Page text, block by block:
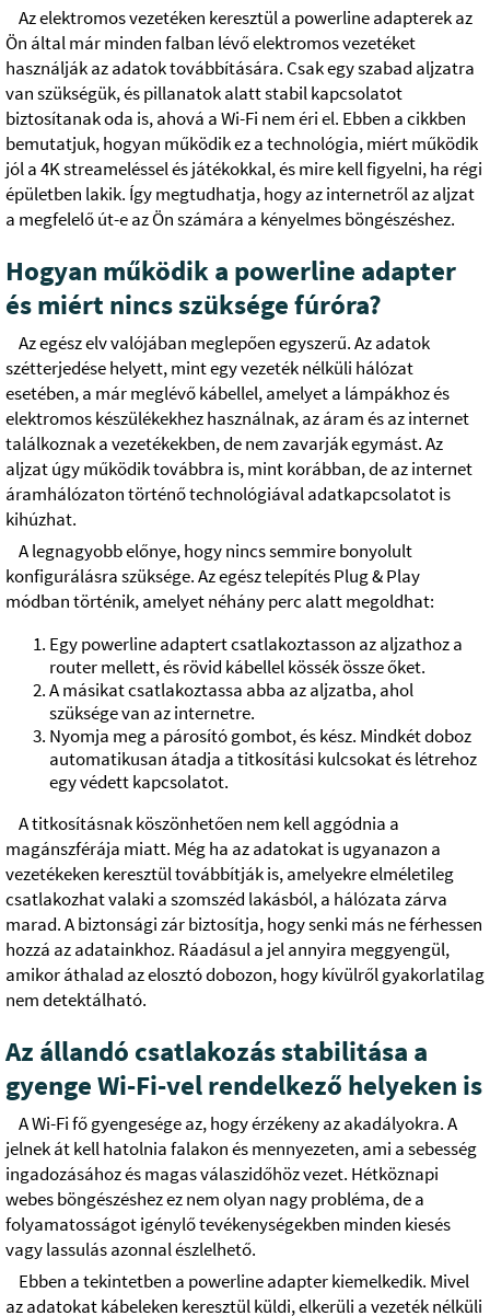
Az elektromos vezetéken keresztül a powerline adapterek az
Ön által már minden falban lévő elektromos vezetéket
használják az adatok továbbítására. Csak egy szabad aljzatra
van szükségük, és pillanatok alatt stabil kapcsolatot
biztosítanak oda is, ahová a Wi-Fi nem éri el. Ebben a cikkben
bemutatjuk, hogyan működik ez a technológia, miért működik
jól a 4K streameléssel és játékokkal, és mire kell figyelni, ha régi
épületben lakik. Így megtudhatja, hogy az internetről az aljzat
a megfelelő út-e az Ön számára a kényelmes böngészéshez.
Hogyan működik a powerline adapter
és miért nincs szüksége fúróra?
Az egész elv valójában meglepően egyszerű. Az adatok
szétterjedése helyett, mint egy vezeték nélküli hálózat
esetében, a már meglévő kábellel, amelyet a lámpákhoz és
elektromos készülékekhez használnak, az áram és az internet
találkoznak a vezetékekben, de nem zavarják egymást. Az
aljzat úgy működik továbbra is, mint korábban, de az internet
áramhálózaton történő technológiával adatkapcsolatot is
kihúzhat.
A legnagyobb előnye, hogy nincs semmire bonyolult
konfigurálásra szüksége. Az egész telepítés Plug & Play
módban történik, amelyet néhány perc alatt megoldhat:
Egy powerline adaptert csatlakoztasson az aljzathoz a
router mellett, és rövid kábellel kössék össze őket.
A másikat csatlakoztassa abba az aljzatba, ahol
szüksége van az internetre.
Nyomja meg a párosító gombot, és kész. Mindkét doboz
automatikusan átadja a titkosítási kulcsokat és létrehoz
egy védett kapcsolatot.
A titkosításnak köszönhetően nem kell aggódnia a
magánszférája miatt. Még ha az adatokat is ugyanazon a
vezetékeken keresztül továbbítják is, amelyekre elméletileg
csatlakozhat valaki a szomszéd lakásból, a hálózata zárva
marad. A biztonsági zár biztosítja, hogy senki más ne férhessen
hozzá az adatainkhoz. Ráadásul a jel annyira meggyengül,
amikor áthalad az elosztó dobozon, hogy kívülről gyakorlatilag
nem detektálható.
Az állandó csatlakozás stabilitása a
gyenge Wi-Fi-vel rendelkező helyeken is
A Wi-Fi fő gyengesége az, hogy érzékeny az akadályokra. A
jelnek át kell hatolnia falakon és mennyezeten, ami a sebesség
ingadozásához és magas válaszidőhöz vezet. Hétköznapi
webes böngészéshez ez nem olyan nagy probléma, de a
folyamatosságot igénylő tevékenységekben minden kiesés
vagy lassulás azonnal észlelhető.
Ebben a tekintetben a powerline adapter kiemelkedik. Mivel
az adatokat kábeleken keresztül küldi, elkerüli a vezeték nélküli